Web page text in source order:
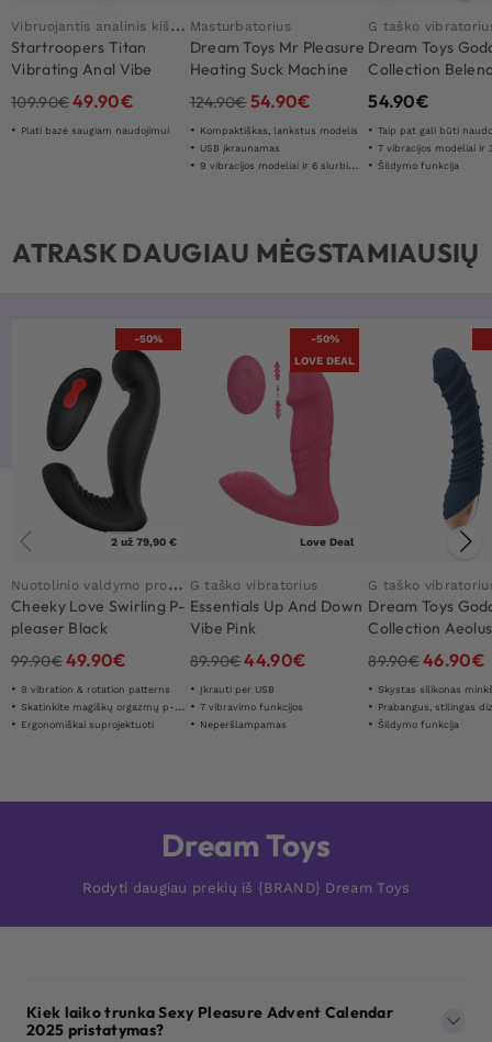
V
ibruojantis analinis kištukas
Startroopers Titan
Vibrating Anal Vibe
With Remote
109.90€49.90€
Plati bazė saugiam naudojimui
Masturbatorius
Dream Toys Mr Pleasure
Heating Suck Machine
124.90€54.90€
Kompaktiškas, lankstus modelis
USB įkraunamas
9 vibracijos modeliai ir 6 siurbimo režimai
G taško
Dream Toys
Collection
54.90€
Taip pat gali būti naudojamas
7 vibracijos modeliai ir
Šildymo funkcija
ATRASK DAUGIAU MĖGSTAMIAUSIŲ
-50%
2 už 79,90 €
N
uotolinio valdymo prostatos vibratorius
Cheeky Love Swirling P-
pleaser Black
99.90€49.90€
9 vibration & rotation patterns
Skatinkite magiškų orgazmų p-tašką
Ergonomiškai suprojektuoti
-50%
LOVE DEAL
Love Deal
G taško vibratorius
Essentials Up And Down
Vibe Pink
89.90€44.90€
Įkrauti per USB
7 vibravimo funkcijos
Neperšlampamas
G taško
Dream Toys
Collection Aeolus
89.90€46.90€
Skystas silikonas minkština,
Prabangus, stilingas
Šildymo funkcija
Dream Toys
Rodyti daugiau prekių iš {BRAND} Dream Toys
Kiek laiko trunka Sexy Pleasure Advent Calendar
2025 pristatymas?